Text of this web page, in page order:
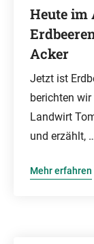
Heute im
Acker
Jetzt ist
berichten
Landwirt
und erzählt,
Mehr erfahren